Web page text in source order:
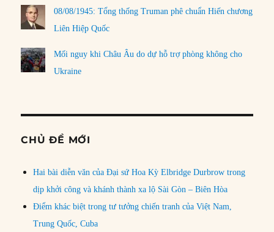
08/08/1945: Tổng thống Truman phê chuẩn Hiến chương
Liên Hiệp Quốc
Mối nguy khi Châu Âu do dự hỗ trợ phòng không cho
Ukraine
CHỦ ĐỀ MỚI
Hai bài diễn văn của Đại sứ Hoa Kỳ Elbridge Durbrow trong
dịp khởi công và khánh thành xa lộ Sài Gòn – Biên Hòa
Điểm khác biệt trong tư tưởng chiến tranh của Việt Nam,
Trung Quốc, Cuba